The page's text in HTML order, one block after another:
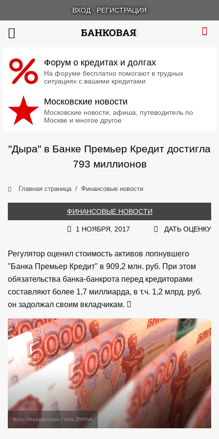
ВХОД · РЕГИСТРАЦИЯ
Форум о кредитах и долгах
На форуме бесплатно помогают в трудных
ситуациях с вашими кредитами
Московские новости
Московские новости, афиша, путеводитель по
Москве и многое другое
"Дыра" в Банке Премьер Кредит достигла
793 миллионов
Главная страница Финансовые новости
ФИНАНСОВЫЕ НОВОСТИ
1 НОЯБРЯ, 2017 ДАТЬ ОЦЕНКУ
Регулятор оценил стоимость активов лопнувшего
"Банка Премьер Кредит" в 909,2 млн. руб. При этом
обязательства банка-банкрота перед кредиторами
составляют более 1,7 миллиарда, в т.ч. 1,2 млрд. руб.
он задолжал своим вкладчикам.
Фото Depositphotos / Ufuk ZIVANA